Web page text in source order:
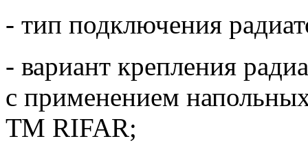
- тип подключения
- вариант крепления
с применением
ТМ RIFAR;